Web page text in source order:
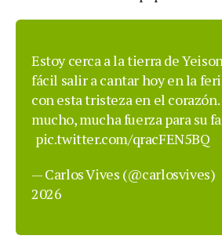
Estoy cerca a la tierra de
fácil salir a cantar hoy en la
con esta tristeza en el
mucho, mucha fuerza para su
pic.twitter.com/qracFEN5BQ
— Carlos Vives (@carlosvives)
2026